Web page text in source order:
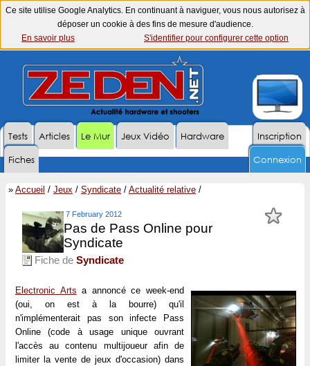
Ce site utilise Google Analytics. En continuant à naviguer, vous nous autorisez à
déposer un cookie à des fins de mesure d'audience.
En savoir plus
S'identifier pour configurer cette option
Inscription
Tests Articles Le Mur Jeux Vidéo
Hardware
Fiches
Connexion
» Accueil / Jeux / Syndicate / Actualité relative /
7 February 2012
Pas de Pass Online pour
Syndicate
Fiche de Syndicate
Electronic Arts a annoncé ce week-end
(oui, on est à la bourre) qu'il
n'implémenterait pas son infecte Pass
Online (code à usage unique ouvrant
l'accès au contenu multijoueur afin de
limiter la vente de jeux d'occasion) dans